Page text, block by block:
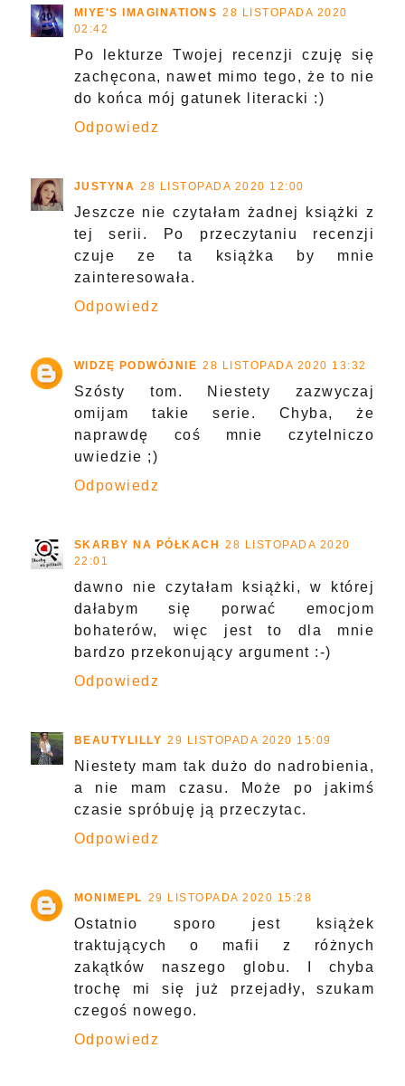
MIYE'S IMAGINATIONS 28 LISTOPADA 2020
02:42
Po lekturze Twojej recenzji czuję się
zachęcona, nawet mimo tego, że to nie
do końca mój gatunek literacki :)
Odpowiedz
JUSTYNA 28 LISTOPADA 2020 12:00
Jeszcze nie czytałam żadnej książki z
tej serii. Po przeczytaniu recenzji
czuje ze ta książka by mnie
zainteresowała.
Odpowiedz
WIDZĘ PODWÓJNIE 28 LISTOPADA 2020 13:32
Szósty tom. Niestety zazwyczaj
omijam takie serie. Chyba, że
naprawdę coś mnie czytelniczo
uwiedzie ;)
Odpowiedz
SKARBY NA PÓŁKACH
28 LISTOPADA 2020
22:01
dawno nie czytałam książki, w której
dałabym się porwać emocjom
bohaterów, więc jest to dla mnie
bardzo przekonujący argument :-)
Odpowiedz
BEAUTYLILLY 29 LISTOPADA 2020 15:09
Niestety mam tak dużo do nadrobienia,
a nie mam czasu. Może po jakimś
czasie spróbuję ją przeczytac.
Odpowiedz
MONIMEPL 29 LISTOPADA 2020 15:28
Ostatnio sporo jest książek
traktujących o mafii z różnych
zakątków naszego globu. I chyba
trochę mi się już przejadły, szukam
czegoś nowego.
Odpowiedz